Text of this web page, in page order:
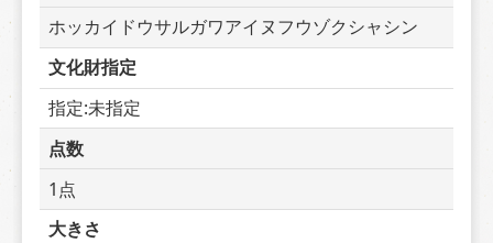
ホッカイドウサルガワアイヌフウゾクシャシン
文化財指定
指定:未指定
点数
1点
大きさ